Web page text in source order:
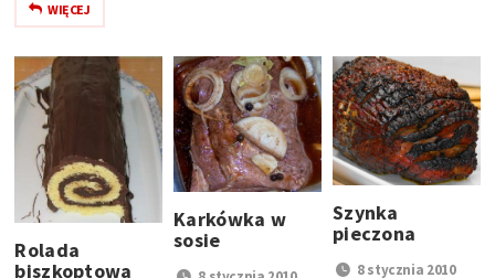
WIĘCEJ
Rolada
biszkoptowa
Karkówka w
sosie
Szynka
pieczona
8 stycznia 2010